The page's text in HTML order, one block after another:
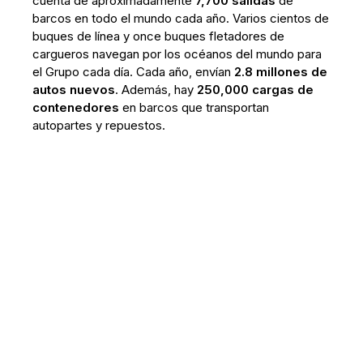
barcos en todo el mundo cada año. Varios cientos de
buques de línea y once buques fletadores de
cargueros navegan por los océanos del mundo para
el Grupo cada día. Cada año, envían 2.8 millones de
autos nuevos. Además, hay 250,000 cargas de
contenedores en barcos que transportan
autopartes y repuestos.